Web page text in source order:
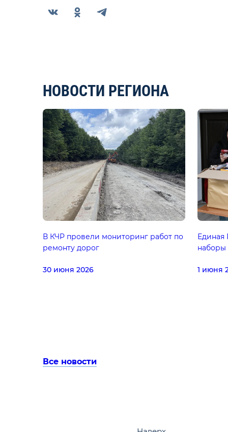
НОВОСТИ РЕГИОНА
В КЧР провели мониторинг работ по
ремонту дорог
30 июня 2026
Единая
наборы
1 июня
Все новости